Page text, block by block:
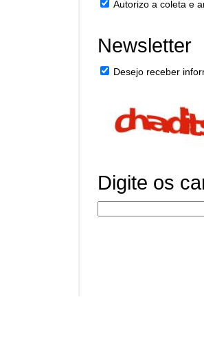
Autorizo a coleta e
Newsletter
Desejo receber
Digite os